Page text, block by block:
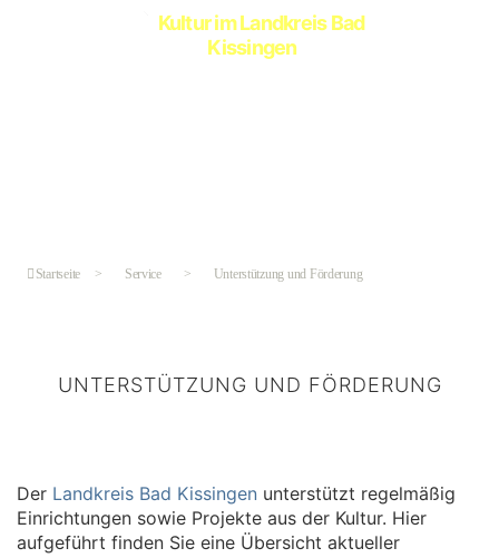
Startseite > Service > Unterstützung und Förderung
UNTERSTÜTZUNG UND FÖRDERUNG
Der Landkreis Bad Kissingen unterstützt regelmäßig
Einrichtungen sowie Projekte aus der Kultur. Hier
aufgeführt finden Sie eine Übersicht aktueller